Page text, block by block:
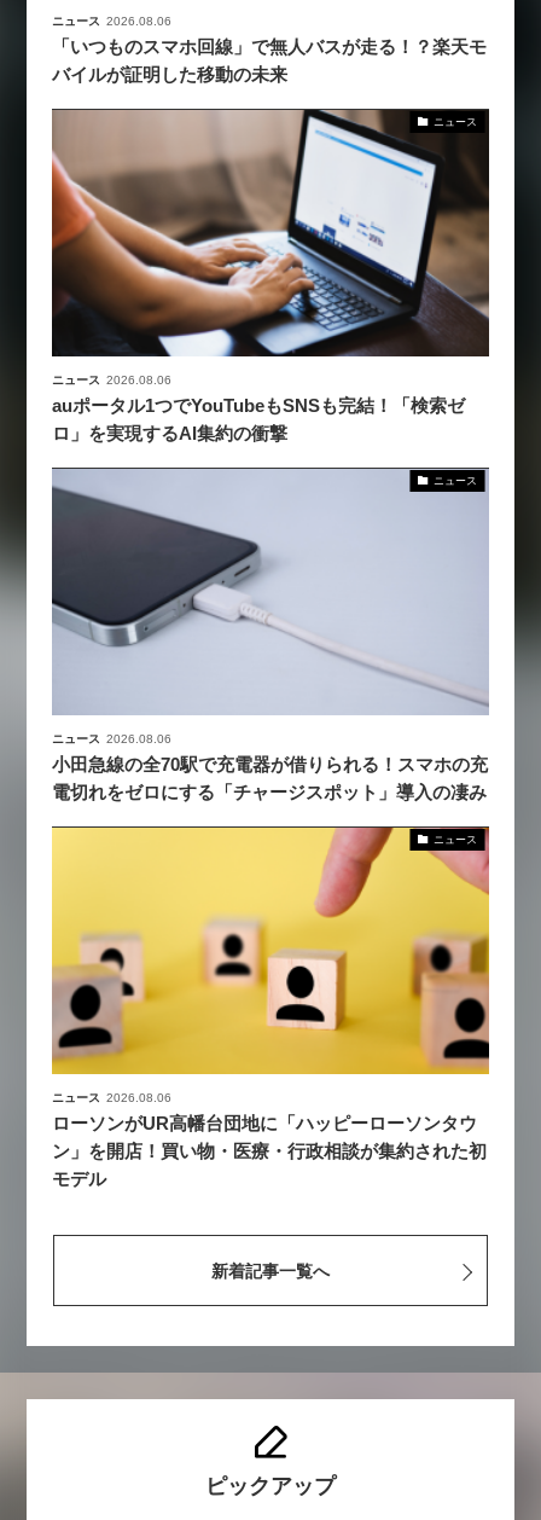
ニュース 2026.08.06
「いつものスマホ回線」で無人バスが走る！？楽天モ
バイルが証明した移動の未来
ニュース
ニュース 2026.08.06
auポータル1つでYouTubeもSNSも完結！「検索ゼ
ロ」を実現するAI集約の衝撃
ニュース
ニュース 2026.08.06
小田急線の全70駅で充電器が借りられる！スマホの充
電切れをゼロにする「チャージスポット」導入の凄み
ニュース
ニュース 2026.08.06
ローソンがUR高幡台団地に「ハッピーローソンタウ
ン」を開店！買い物・医療・行政相談が集約された初
モデル
新着記事一覧へ
ピックアップ